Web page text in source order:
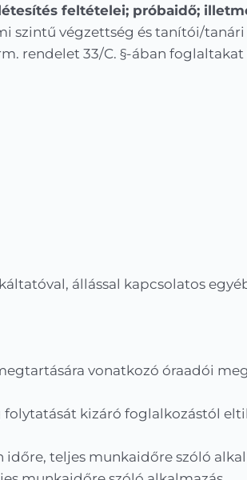
feltételei; próbaidő;
szintű végzettség és tanítói/tanári
rendelet 33/C. §-ában foglaltakat
állással kapcsolatos
vonatkozó óraadói
kizáró foglalkozástól
teljes munkaidőre szóló